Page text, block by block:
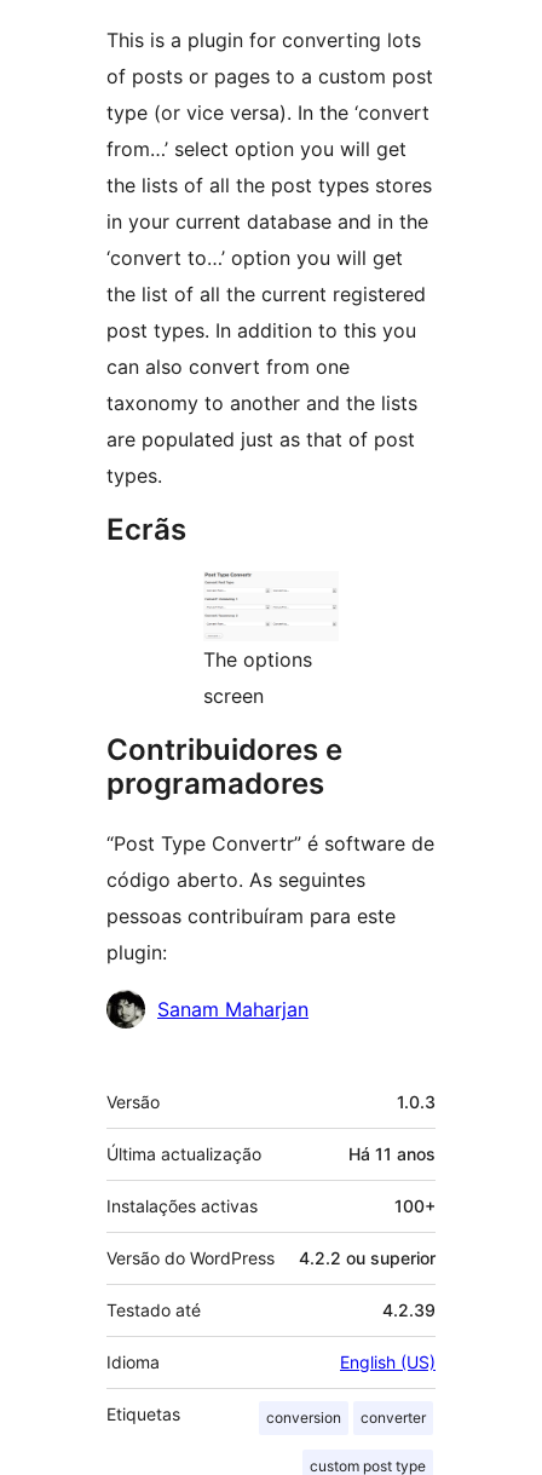
This is a plugin for converting lots
of posts or pages to a custom post
type (or vice versa). In the ‘convert
from…’ select option you will get
the lists of all the post types stores
in your current database and in the
‘convert to…’ option you will get
the list of all the current registered
post types. In addition to this you
can also convert from one
taxonomy to another and the lists
are populated just as that of post
types.
Ecrãs
The options
screen
Contribuidores e
programadores
“Post Type Convertr” é software de
código aberto. As seguintes
pessoas contribuíram para este
plugin:
Contribuidores
Sanam Maharjan
Metadados
Versão 1.0.3
Última actualização Há 11 anos
Instalações activas 100+
Versão do WordPress 4.2.2 ou superior
Testado até 4.2.39
Idioma English (US)
Etiquetas conversion converter
custom post type